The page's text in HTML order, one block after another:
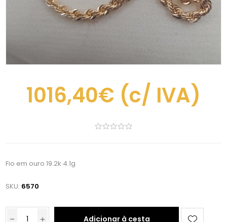
1016,40€ (c/ IVA)
Fio em ouro 19.2k 4.1g
SKU: 6570
Adicionar à cesta